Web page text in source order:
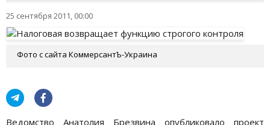
25 сентября 2011, 00:00
Фото с сайта КоммерсантЪ-Украина
Ведомство Анатолия Брезвина опубликовало проект